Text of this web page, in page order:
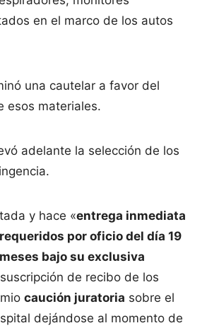
en el marco de los autos
una cautelar a favor del
esos materiales.
adelante la selección de los
y hace «entrega inmediata
por oficio del día 19
bajo su exclusiva
de recibo de los
caución juratoria sobre el
dejándose al momento de